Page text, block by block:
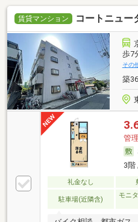
賃貸マンション コートニュー
歩7
その
築
管
3階
礼金なし
駐車場(近隣含)
モニ